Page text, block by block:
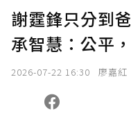
謝霆鋒只分到
承智慧：公平
2026-07-22 16:30 廖嘉紅